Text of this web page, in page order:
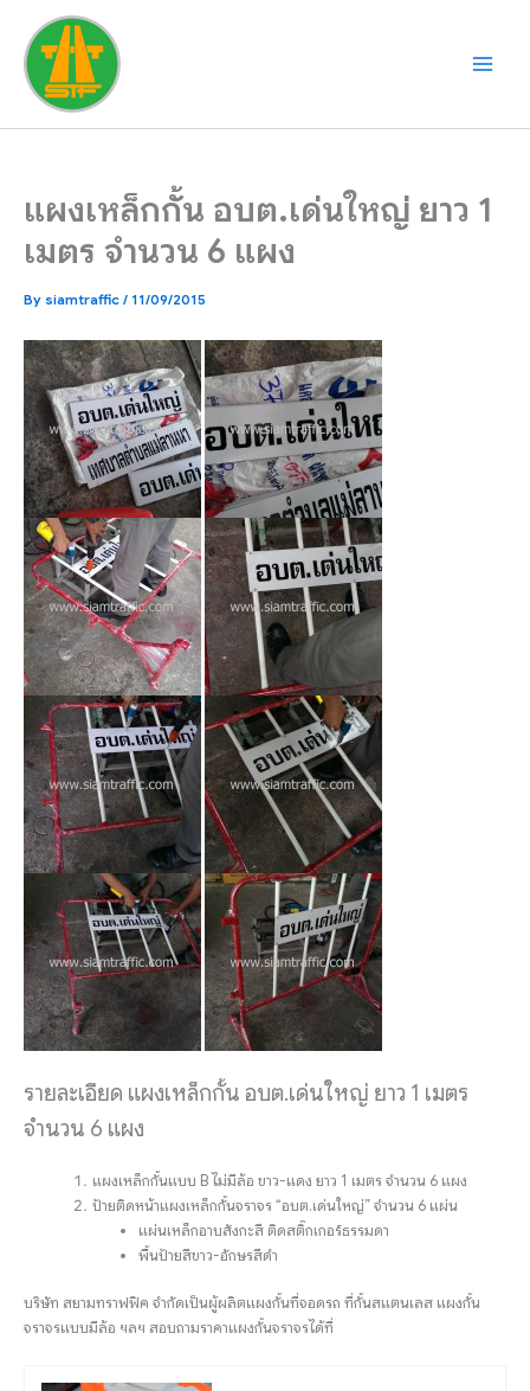
content
แผงเหล็กกั้น อบต.เด่นใหญ่ ยาว 1
เมตร จำนวน 6 แผง
By siamtraffic / 11/09/2015
รายละเอียด แผงเหล็กกั้น อบต.เด่นใหญ่ ยาว 1 เมตร
จำนวน 6 แผง
แผงเหล็กกั้นแบบ B ไม่มีล้อ ขาว-แดง ยาว 1 เมตร จำนวน 6 แผง
ป้ายติดหน้าแผงเหล็กกั้นจราจร “อบต.เด่นใหญ่” จำนวน 6 แผ่น
แผ่นเหล็กอาบสังกะสี ติดสติ๊กเกอร์ธรรมดา
พื้นป้ายสีขาว-อักษรสีดำ
บริษัท สยามทราฟฟิค จำกัดเป็นผู้ผลิตแผงกั้นที่จอดรถ ที่กั้นสแตนเลส แผงกั้น
จราจรแบบมีล้อ ฯลฯ สอบถามราคาแผงกั้นจราจรได้ที่